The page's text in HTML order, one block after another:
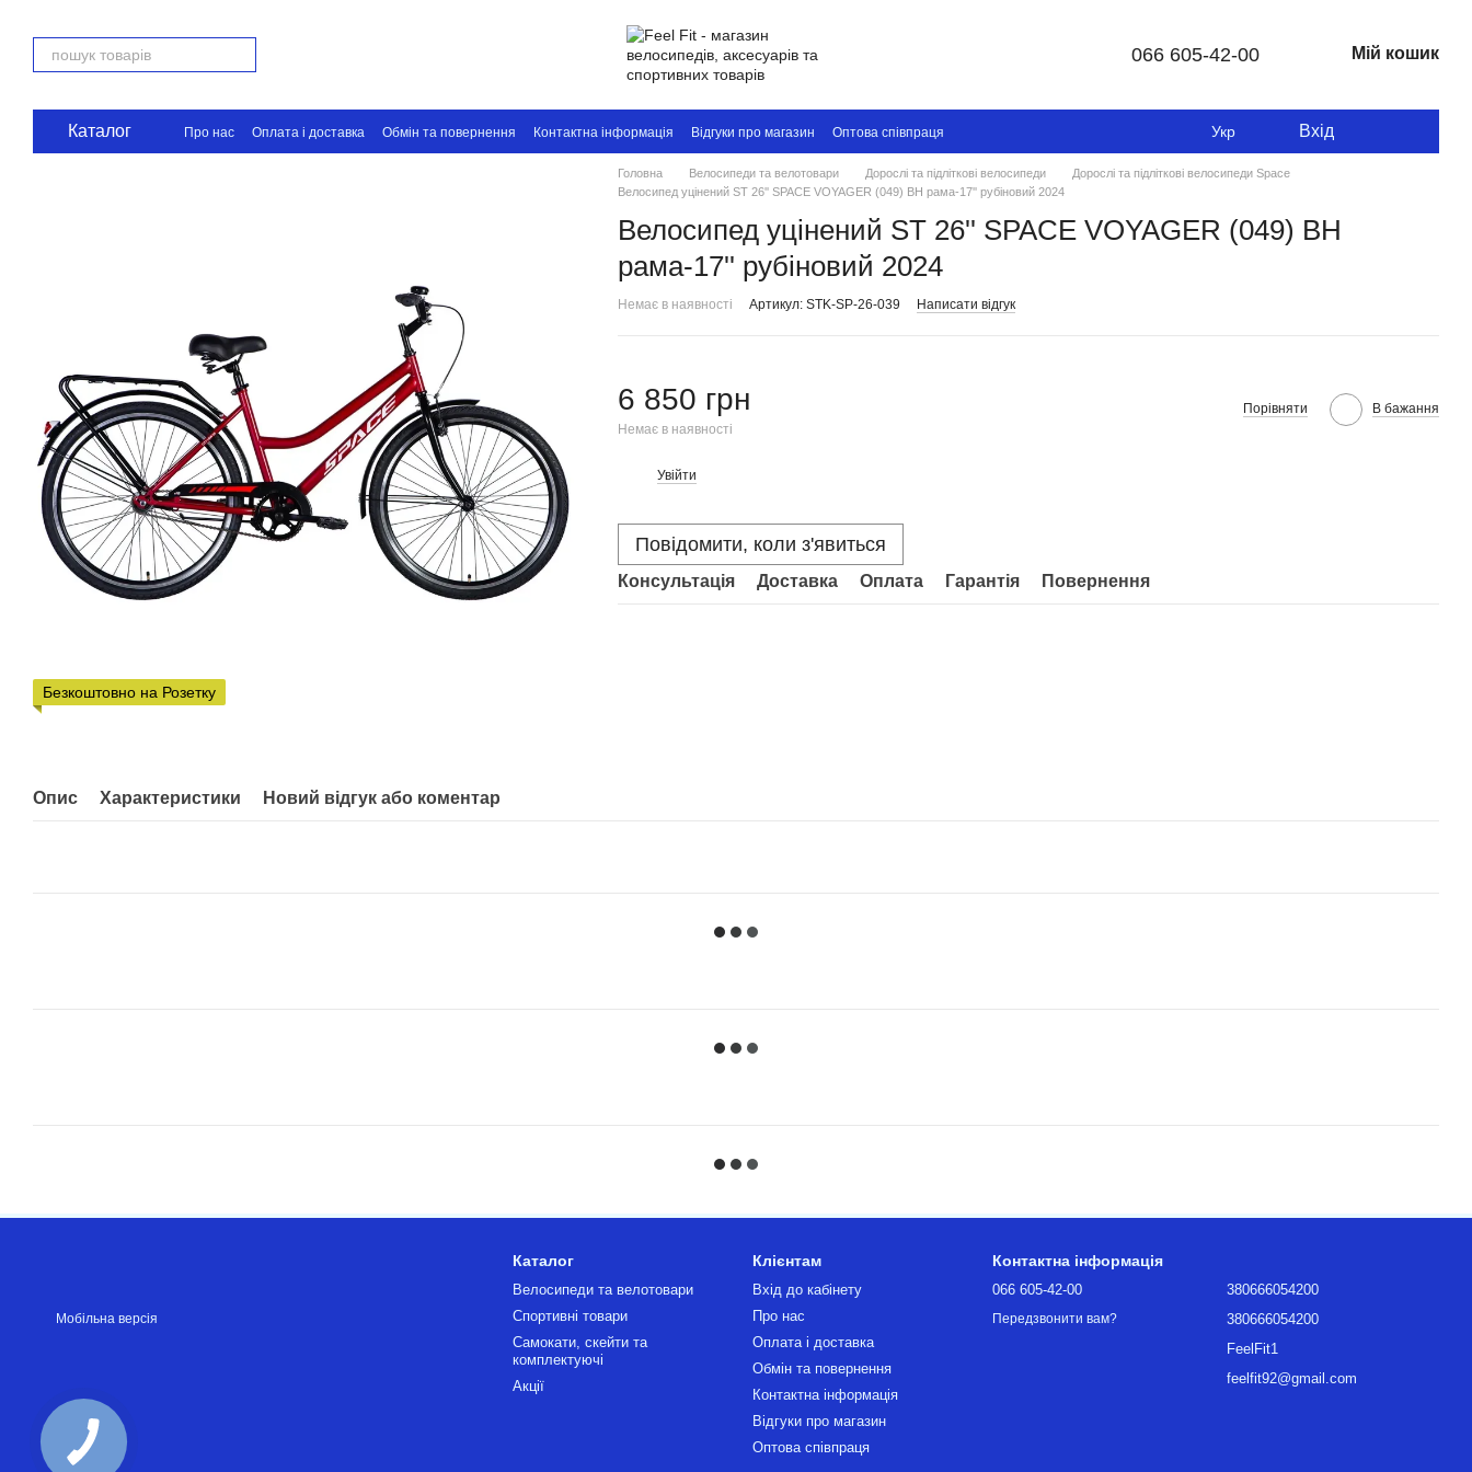
066 605-42-00 Мій кошик
Каталог Про нас Оплата і доставка Обмін та повернення Контактна інформація Відгуки про магазин Оптова співпраця Укр Вхід
Безкоштовно на Розетку
Головна Велосипеди та велотовари Дорослі та підліткові велосипеди
Дорослі та підліткові велосипеди Space
Велосипед уцінений ST 26'' SPACE VOYAGER (049) BH рама-17'' рубіновий 2024
Велосипед уцінений ST 26'' SPACE VOYAGER (049) BH
рама-17'' рубіновий 2024
Немає в наявності Артикул: STK-SP-26-039 Написати відгук
6 850 грн
Немає в наявності
Порівняти В бажання
Увійти
Повідомити, коли з'явиться
Консультація Доставка Оплата Гарантія Повернення
Опис Характеристики Новий відгук або коментар
Мобільна версія
Каталог
Велосипеди та велотовари
Спортивні товари
Самокати, скейти та
комплектуючі
Акції
Клієнтам
Вхід до кабінету
Про нас
Оплата і доставка
Обмін та повернення
Контактна інформація
Відгуки про магазин
Оптова співпраця
Контактна інформація
066 605-42-00
Передзвонити вам?
380666054200
380666054200
FeelFit1
feelfit92@gmail.com